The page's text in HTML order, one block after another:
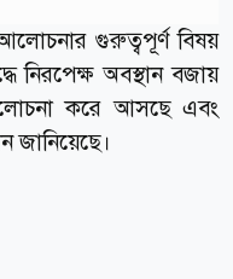
গুরুত্বপূর্ণ বিষয়
নিরপেক্ষ অবস্থান বজায়
করে আসছে এবং
জানিয়েছে।